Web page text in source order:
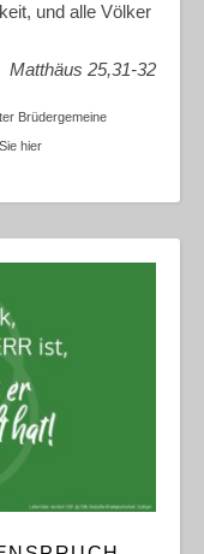
und alle Völker
Matthäus 25,31-32
Brüdergemeine
hier